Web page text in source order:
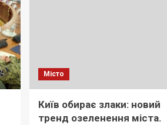
Місто
Київ обирає злаки: новий
тренд озеленення міста.